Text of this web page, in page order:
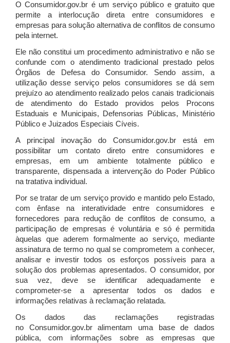
O Consumidor.gov.br é um serviço público e gratuito que
permite a interlocução direta entre consumidores e
empresas para solução alternativa de conflitos de consumo
pela internet.
Ele não constitui um procedimento administrativo e não se
confunde com o atendimento tradicional prestado pelos
Órgãos de Defesa do Consumidor. Sendo assim, a
utilização desse serviço pelos consumidores se dá sem
prejuízo ao atendimento realizado pelos canais tradicionais
de atendimento do Estado providos pelos Procons
Estaduais e Municipais, Defensorias Públicas, Ministério
Público e Juizados Especiais Cíveis.
A principal inovação do Consumidor.gov.br está em
possibilitar um contato direto entre consumidores e
empresas, em um ambiente totalmente público e
transparente, dispensada a intervenção do Poder Público
na tratativa individual.
Por se tratar de um serviço provido e mantido pelo Estado,
com ênfase na interatividade entre consumidores e
fornecedores para redução de conflitos de consumo, a
participação de empresas é voluntária e só é permitida
àquelas que aderem formalmente ao serviço, mediante
assinatura de termo no qual se comprometem a conhecer,
analisar e investir todos os esforços possíveis para a
solução dos problemas apresentados. O consumidor, por
sua vez, deve se identificar adequadamente e
comprometer-se a apresentar todos os dados e
informações relativas à reclamação relatada.
Os dados das reclamações registradas
no Consumidor.gov.br alimentam uma base de dados
pública, com informações sobre as empresas que